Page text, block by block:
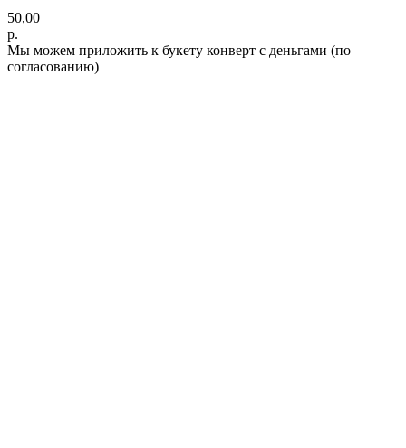
50,00
р.
Мы можем приложить к букету конверт с деньгами (по
согласованию)